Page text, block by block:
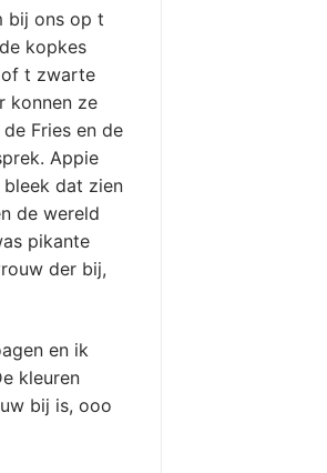
bij ons op t
kopkes
of t zwarte
konnen ze
Fries en de
Appie
dat zien
de wereld
pikante
der bij,
en ik
kleuren
bij is, ooo